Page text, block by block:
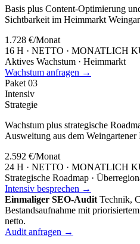
Basis plus Content-Optimierung
Sichtbarkeit im Heimmarkt
1.728 €/Monat
16 H · NETTO · MONATLICH
Aktives Wachstum · Heimmarkt
Wachstum anfragen →
Paket 03
Intensiv
Strategie
Wachstum plus strategische
Ausweitung aus dem Weingartener
2.592 €/Monat
24 H · NETTO · MONATLICH
Strategische Roadmap ·
Intensiv besprechen →
Einmaliger SEO-AuditTechnik,
Bestandsaufnahme mit
netto.
Audit anfragen →